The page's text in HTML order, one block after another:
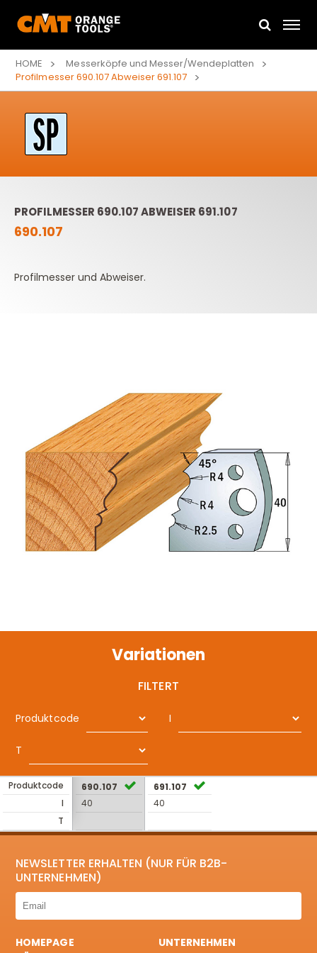
HOME
Messerköpfe und Messer/Wendeplatten
Profilmesser 690.107 Abweiser 691.107
PROFILMESSER 690.107 ABWEISER 691.107
690.107
Profilmesser und Abweiser.
Variationen
FILTERT
Produktcode I
T
Produktcode
I
T
690.107
40
691.107
40
NEWSLETTER ERHALTEN (NUR FÜR B2B-
UNTERNEHMEN)
HOMEPAGE
UNTERNEHMEN